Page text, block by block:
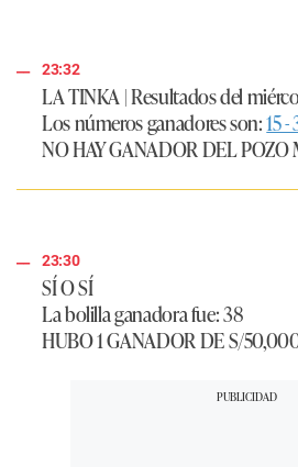
23:32
LA TINKA|Resultados del
Los números ganadores son:15
NO HAY GANADOR DEL
23:30
SÍ O SÍ
La bolilla ganadora fue: 38
HUBO 1 GANADOR DE S/